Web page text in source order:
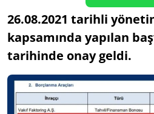
26.08.2021 tarihli
kapsamında yapılan
tarihinde onay geldi.